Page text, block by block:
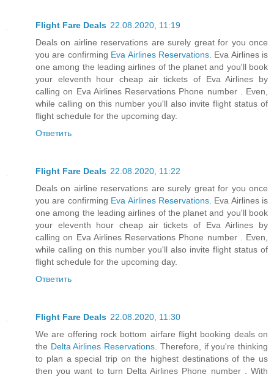
Flight Fare Deals 22.08.2020, 11:19
Deals on airline reservations are surely great for you once
you are confirming Eva Airlines Reservations. Eva Airlines is
one among the leading airlines of the planet and you'll book
your eleventh hour cheap air tickets of Eva Airlines by
calling on Eva Airlines Reservations Phone number . Even,
while calling on this number you'll also invite flight status of
flight schedule for the upcoming day.
Ответить
Flight Fare Deals 22.08.2020, 11:22
Deals on airline reservations are surely great for you once
you are confirming Eva Airlines Reservations. Eva Airlines is
one among the leading airlines of the planet and you'll book
your eleventh hour cheap air tickets of Eva Airlines by
calling on Eva Airlines Reservations Phone number . Even,
while calling on this number you'll also invite flight status of
flight schedule for the upcoming day.
Ответить
Flight Fare Deals 22.08.2020, 11:30
We are offering rock bottom airfare flight booking deals on
the Delta Airlines Reservations . Therefore, if you're thinking
to plan a special trip on the highest destinations of the us
then you want to turn Delta Airlines Phone number . With